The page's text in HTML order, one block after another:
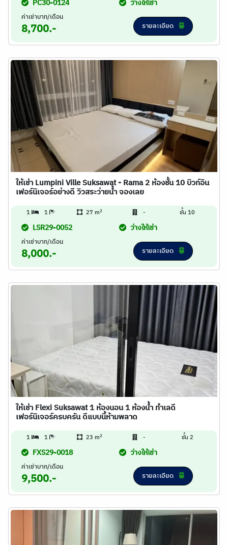
PC30-0124 ว่างให้เช่า
ค่าเช่าบาท/เดือน
8,700.- รายละเอียด
ให้เช่า Lumpini Ville Suksawat - Rama 2 ห้องชั้น 10 บิวท์อิน
เฟอร์นิเจอร์อย่างดี วิวสระว่ายน้ำ จองเลย
1 1 27 m2 - ชั้น 10
LSR29-0052 ว่างให้เช่า
ค่าเช่าบาท/เดือน
8,000.- รายละเอียด
ให้เช่า Flexi Suksawat 1 ห้องนอน 1 ห้องน้ำ ทำเลดี
เฟอร์นิเจอร์ครบครัน ดีแบบนี้ห้ามพลาด
1 1 23 m2 - ชั้น 2
FXS29-0018 ว่างให้เช่า
ค่าเช่าบาท/เดือน
9,500.- รายละเอียด